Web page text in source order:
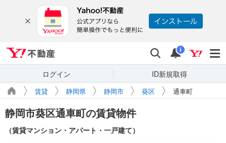
検索 通知
i
ログイン ID新規取得
賃貸 静岡県 静岡市 葵区 通車町
静岡市葵区通車町の賃貸物件
（賃貸マンション・アパート・一戸建て）